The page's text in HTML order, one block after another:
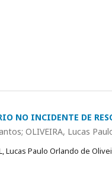
NO INCIDENTE DE
OLIVEIRA, Lucas
Lucas Paulo Orlando de